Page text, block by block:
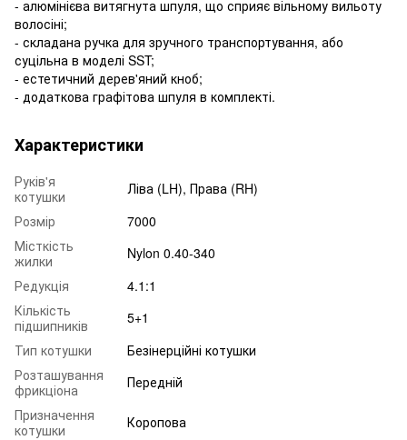
- алюмінієва витягнута шпуля, що сприяє вільному вильоту
волосіні;
- складана ручка для зручного транспортування, або
суцільна в моделі SST;
- естетичний дерев'яний кноб;
- додаткова графітова шпуля в комплекті.
Характеристики
Руків'я
котушки
Ліва (LH), Права (RH)
Розмір
7000
Місткість
жилки
Nylon 0.40-340
Редукція
4.1:1
Кількість
підшипників
5+1
Тип котушки
Безінерційні котушки
Розташування
фрикціона
Передній
Призначення
котушки
Коропова